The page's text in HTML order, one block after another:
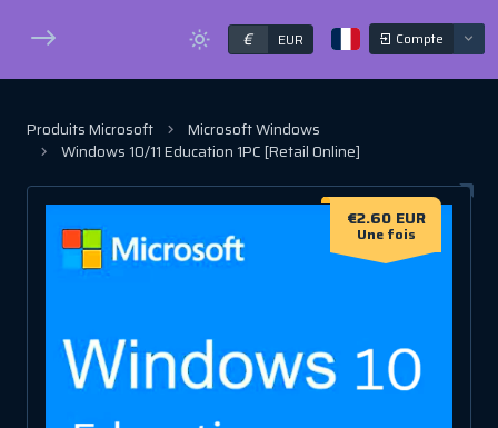
€ EUR Compte
Produits Microsoft
Microsoft Windows
Windows 10/11 Education 1PC [Retail Online]
€2.60 EUR
Une fois